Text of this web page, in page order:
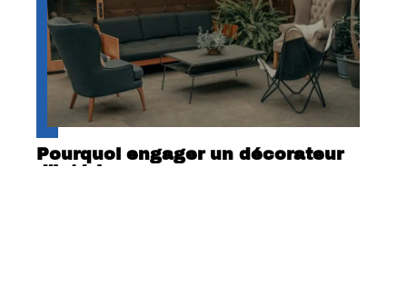
Pourquoi engager un décorateur
d’intérieur